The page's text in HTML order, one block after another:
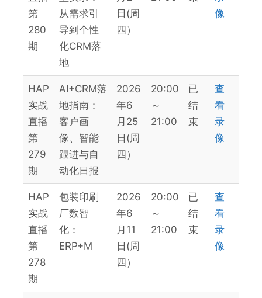
第
280
期
从需求引
导到个性
化CRM落
地
日(周
四）
像
HAP
实战
直播
第
279
期
AI+CRM落
地指南：
客户画
像、智能
跟进与自
动化日报
2026
年6
月25
日(周
四）
20:00
～
21:00
已
结
束
查
看
录
像
HAP
实战
直播
第
278
期
包装印刷
厂数智
化：
ERP+M
2026
年6
月11
日(周
四）
20:00
～
21:00
已
结
束
查
看
录
像